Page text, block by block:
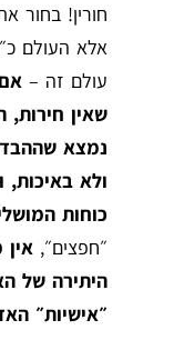
חורין! בחור
אלא העולם
עולם זה –
שאין חירות,
נמצא
ולא באיכות,
כוחות
״חפצים״, אין
היתירה של
״אישיות״